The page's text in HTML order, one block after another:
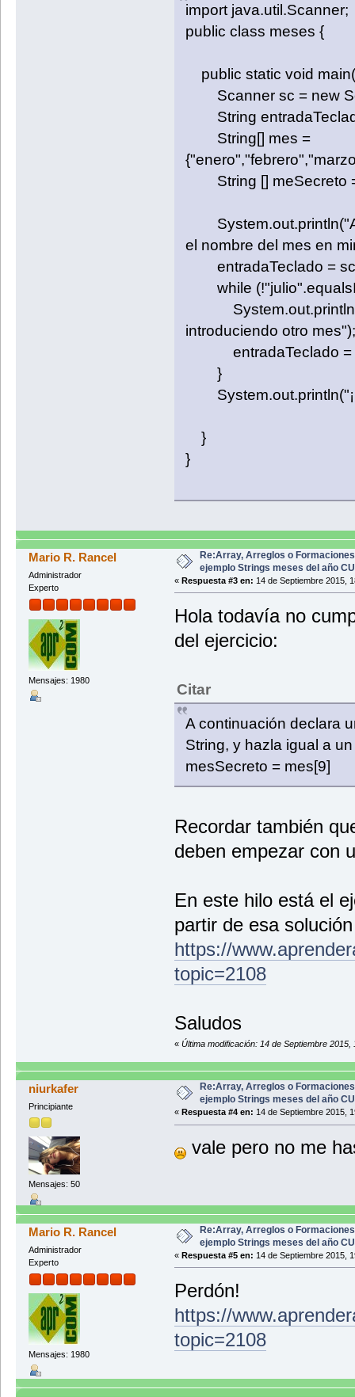
import java.util.Scanner;
public class meses {
public static void
Scanner sc = new
String
String[] mes =
String [] meSecreto =
el nombre del mes en
entradaTeclado =
while
introduciendo otro mes");
entradaTeclado =
}
}
}
Mario R. Rancel
Administrador
Experto
Mensajes: 1980
Re:Array, Arreglos o
ejemplo Strings meses del año
« Respuesta #3 en: 14 de Septiembre 2015,
Hola todavía no
del ejercicio:
Citar
A continuación declara
String, y hazla igual a
mesSecreto = mes[9]
Recordar también
deben empezar con
En este hilo está el
partir de esa
https://
topic=2108
Saludos
« Última modificación: 14 de Septiembre
niurkafer
Principiante
Mensajes: 50
Re:Array, Arreglos o
ejemplo Strings meses del año
« Respuesta #4 en: 14 de Septiembre 2015,
vale pero no me
Mario R. Rancel
Administrador
Experto
Mensajes: 1980
Re:Array, Arreglos o
ejemplo Strings meses del año
« Respuesta #5 en: 14 de Septiembre 2015,
Perdón!
https://
topic=2108